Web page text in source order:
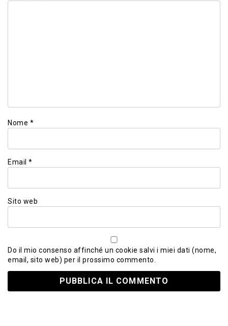
Nome *
Email *
Sito web
Do il mio consenso affinché un cookie salvi i miei dati (nome,
email, sito web) per il prossimo commento.